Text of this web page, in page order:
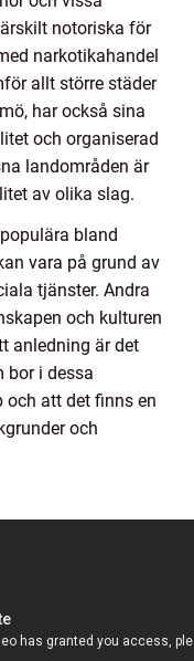
notoriska för
narkotikahandel
allt större städer
har också sina
och organiserad
landområden är
av olika slag.
bland
vara på grund av
tjänster. Andra
och kulturen
anledning är det
bor i dessa
och att det finns en
och